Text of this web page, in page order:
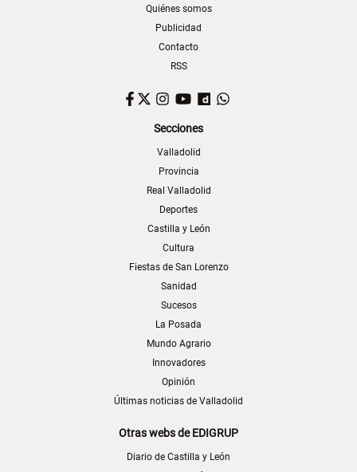
Quiénes somos
Publicidad
Contacto
RSS
Facebook
TwitterInstagram
YouTubeDailymotion
Secciones
Valladolid
Provincia
Real Valladolid
Deportes
Castilla y León
Cultura
Fiestas de San Lorenzo
Sanidad
Sucesos
La Posada
Mundo Agrario
Innovadores
Opinión
Últimas noticias de Valladolid
Otras webs de EDIGRUP
Diario de Castilla y León